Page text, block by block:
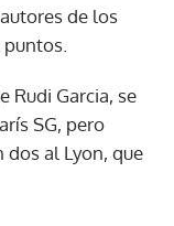
de los
Rudi Garcia, se
SG, pero
al Lyon, que